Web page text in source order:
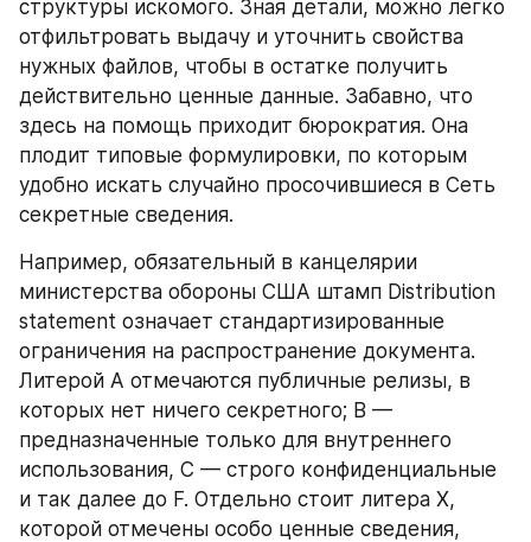
структуры искомого. Зная детали, можно легко
отфильтровать выдачу и уточнить свойства
нужных файлов, чтобы в остатке получить
действительно ценные данные. Забавно, что
здесь на помощь приходит бюрократия. Она
плодит типовые формулировки, по которым
удобно искать случайно просочившиеся в Сеть
секретные сведения.
Например, обязательный в канцелярии
министерства обороны США штамп Distribution
statement означает стандартизированные
ограничения на распространение документа.
Литерой A отмечаются публичные релизы, в
которых нет ничего секретного; B —
предназначенные только для внутреннего
использования, C — строго конфиденциальные
и так далее до F. Отдельно стоит литера X,
которой отмечены особо ценные сведения,